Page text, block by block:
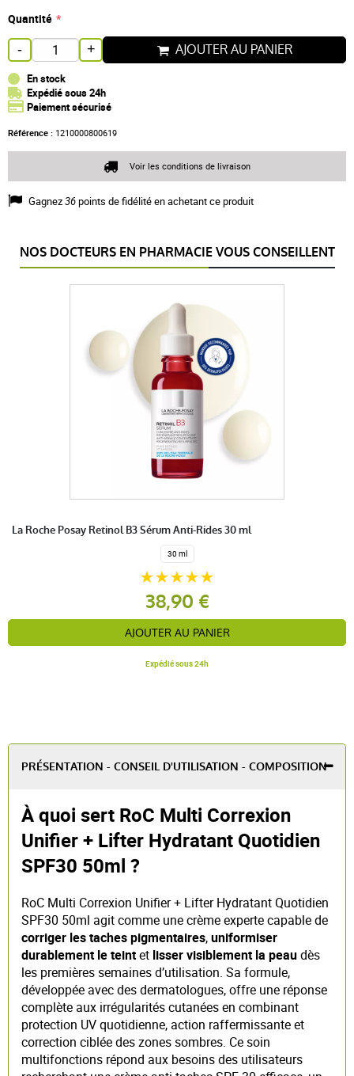
Quantité
- + AJOUTER AU PANIER
En stock
Expédié sous 24h
Paiement sécurisé
Référence : 1210000800619
Gagnez36points de fidélité en achetant ce produit
Voir les conditions de livraison
NOS DOCTEURS EN PHARMACIE VOUS CONSEILLENT
La Roche Posay Retinol B3 Sérum Anti-Rides 30 ml
30 ml
38,90 €
AJOUTER AU PANIER
Expédié sous 24h
PRÉSENTATION - CONSEIL D'UTILISATION - COMPOSITION
À quoi sert RoC Multi Correxion
Unifier + Lifter Hydratant Quotidien
SPF30 50ml ?
RoC Multi Correxion Unifier + Lifter Hydratant Quotidien
SPF30 50ml agit comme une crème experte capable de
corriger les taches pigmentaires,uniformiser
durablement le teintet lisser visiblement la peaudès
les premières semaines d’utilisation. Sa formule,
développée avec des dermatologues, offre une réponse
complète aux irrégularités cutanées en combinant
protection UV quotidienne, action raffermissante et
correction ciblée des zones sombres. Ce soin
multifonctions répond aux besoins des utilisateurs